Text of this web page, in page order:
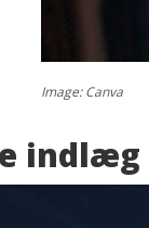
Image: Canva
indlæg